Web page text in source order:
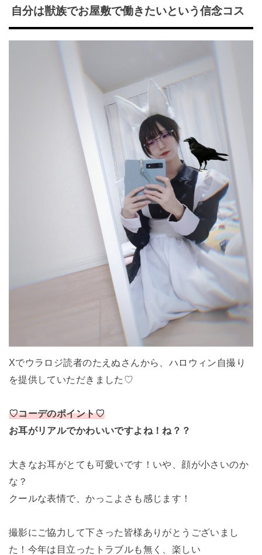
自分は獣族でお屋敷で働きたいという信念コス
Xでウラロジ読者のたえぬさんから、ハロウィン自撮り
を提供していただきました♡
♡コーデのポイント♡
お耳がリアルでかわいいですよね！ね？？
大きなお耳がとても可愛いです！いや、顔が小さいのか
な？
クールな表情で、かっこよさも感じます！
撮影にご協力して下さった皆様ありがとうございまし
た！今年は目立ったトラブルも無く、楽しい